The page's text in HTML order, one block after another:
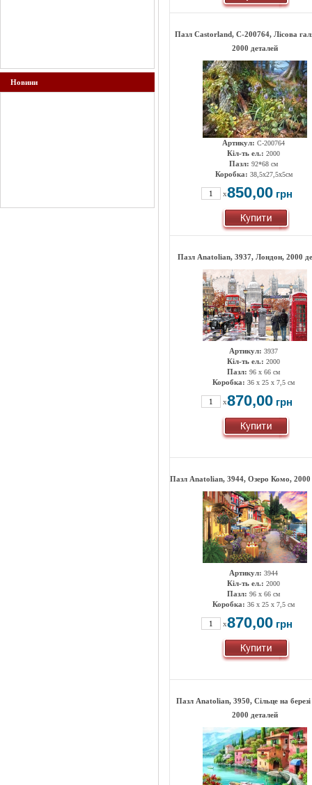
Новини
Пазл Castorland, C-200764, Лісова
2000 деталей
Артикул: C-200764
Кіл-ть ел.: 2000
Пазл: 92*68 см
Коробка: 38,5х27,5х5см
x850,00 грн
Пазл Anatolian, 3937, Лондон, 2000
Артикул: 3937
Кіл-ть ел.: 2000
Пазл: 96 x 66 см
Коробка: 36 х 25 х 7,5 см
x870,00 грн
Пазл Anatolian, 3944, Озеро Комо, 2000
Артикул: 3944
Кіл-ть ел.: 2000
Пазл: 96 x 66 см
Коробка: 36 х 25 х 7,5 см
x870,00 грн
Пазл Anatolian, 3950, Сільце на березі
2000 деталей